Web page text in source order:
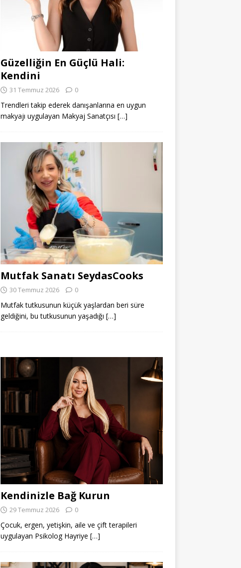
Güzelliğin En Güçlü Hali:
Kendini
31 Temmuz 2026 0
Trendleri takip ederek danışanlarına en uygun
makyajı uygulayan Makyaj Sanatçısı […]
Mutfak Sanatı SeydasCooks
30 Temmuz 2026 0
Mutfak tutkusunun küçük yaşlardan beri süre
geldiğini, bu tutkusunun yaşadığı […]
Kendinizle Bağ Kurun
29 Temmuz 2026 0
Çocuk, ergen, yetişkin, aile ve çift terapileri
uygulayan Psikolog Hayriye […]